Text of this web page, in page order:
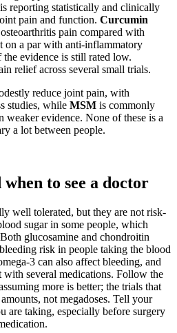
reporting statistically and clinically
pain and function. Curcumin
pain compared with
on a par with anti-inflammatory
evidence is still rated low.
relief across several small trials.
reduce joint pain, with
studies, while MSM is commonly
weaker evidence. None of these is a
a lot between people.
to see a doctor
well tolerated, but they are not risk-
sugar in some people, which
glucosamine and chondroitin
risk in people taking the blood
3 can also affect bleeding, and
with several medications. Follow the
more is better; the trials that
not megadoses. Tell your
are taking, especially before surgery